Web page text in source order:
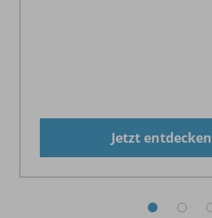
Jetzt entdecken